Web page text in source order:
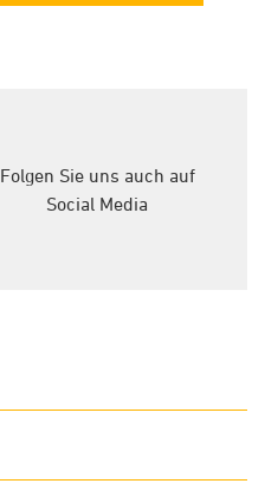
Folgen Sie uns auch auf
Social Media